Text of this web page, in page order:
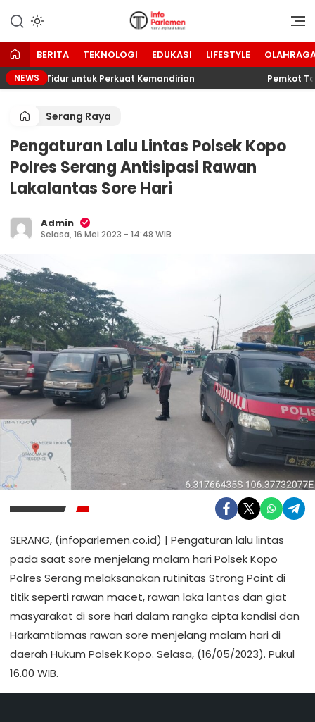
konten
Info Parlemen
Suara Aspirasi Rakyat
BERITA TEKNOLOGI EDUKASI LIFESTYLE
NEWSTidur untuk Perkuat Kemandirian Pemkot
Serang Raya
Pengaturan Lalu Lintas Polsek Kopo
Polres Serang Antisipasi Rawan
Lakalantas Sore Hari
Admin
Selasa, 16 Mei 2023 - 14:48 WIB
SERANG, (infoparlemen.co.id) | Pengaturan lalu lintas
pada saat sore menjelang malam hari Polsek Kopo
Polres Serang melaksanakan rutinitas Strong Point di
titik seperti rawan macet, rawan laka lantas dan giat
masyarakat di sore hari dalam rangka cipta kondisi dan
Harkamtibmas rawan sore menjelang malam hari di
daerah Hukum Polsek Kopo. Selasa, (16/05/2023). Pukul
16.00 WIB.